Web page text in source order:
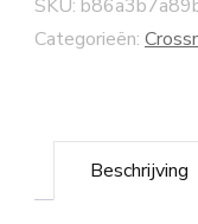
SKU:
Categorieën:
Beschrijving